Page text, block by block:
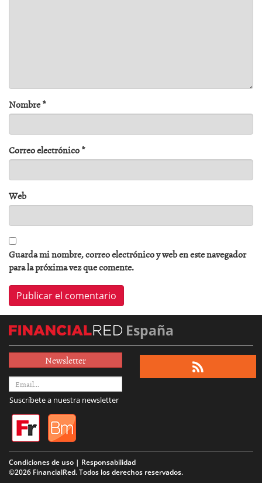
Nombre*
Correo electrónico*
Web
Guarda mi nombre, correo electrónico y web en este navegador
para la próxima vez que comente.
España
Newsletter
Suscríbete a nuestra newsletter
Condiciones de uso | Responsabilidad
©2026 FinancialRed. Todos los derechos reservados.